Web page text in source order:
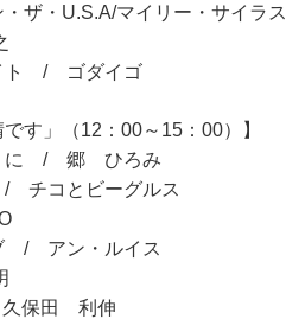
ザ・U.S.A/マイリー・サイラス
ト / ゴダイゴ
す」（12：00～15：00）】
に / 郷 ひろみ
チコとビーグルス
/ アン・ルイス
保田 利伸